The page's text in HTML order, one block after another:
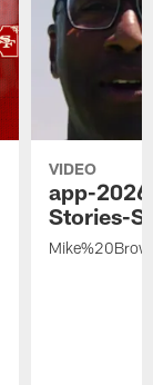
VIDEO
app-
Stories-